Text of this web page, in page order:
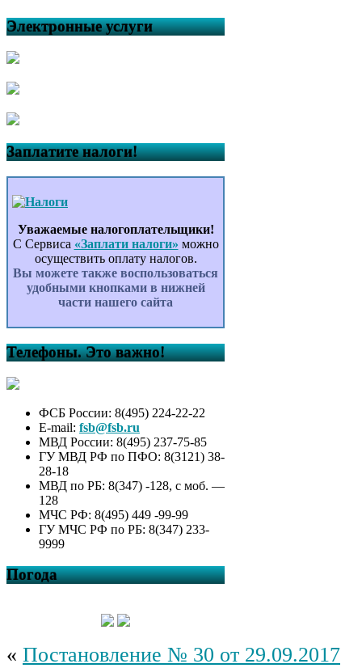
Электронные услуги
Заплатите налоги!
Уважаемые налогоплательщики!
С Сервиса «Заплати налоги» можно
осуществить оплату налогов.
Вы можете также воспользоваться
удобными кнопками в нижней
части нашего сайта
Телефоны. Это важно!
ФСБ России: 8(495) 224-22-22
E-mail: fsb@fsb.ru
МВД России: 8(495) 237-75-85
ГУ МВД РФ по ПФО: 8(3121) 38-
28-18
МВД по РБ: 8(347) -128, с моб. —
128
МЧС РФ: 8(495) 449 -99-99
ГУ МЧС РФ по РБ: 8(347) 233-
9999
Погода
« Постановление № 30 от 29.09.2017